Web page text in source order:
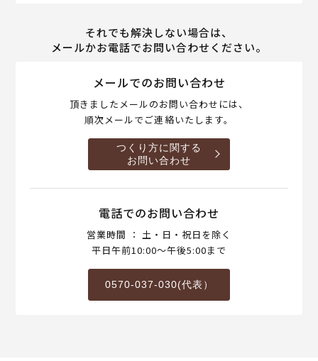
それでも解決しない場合は、
メールかお電話でお問い合わせください。
メールでのお問い合わせ
頂きましたメールのお問い合わせには、
順次メールでご連絡いたします。
つくり方に関する
お問い合わせ
電話でのお問い合わせ
営業時間 ： 土・日・祝日を除く
平日午前10:00～午後5:00まで
0570-037-030(代表）